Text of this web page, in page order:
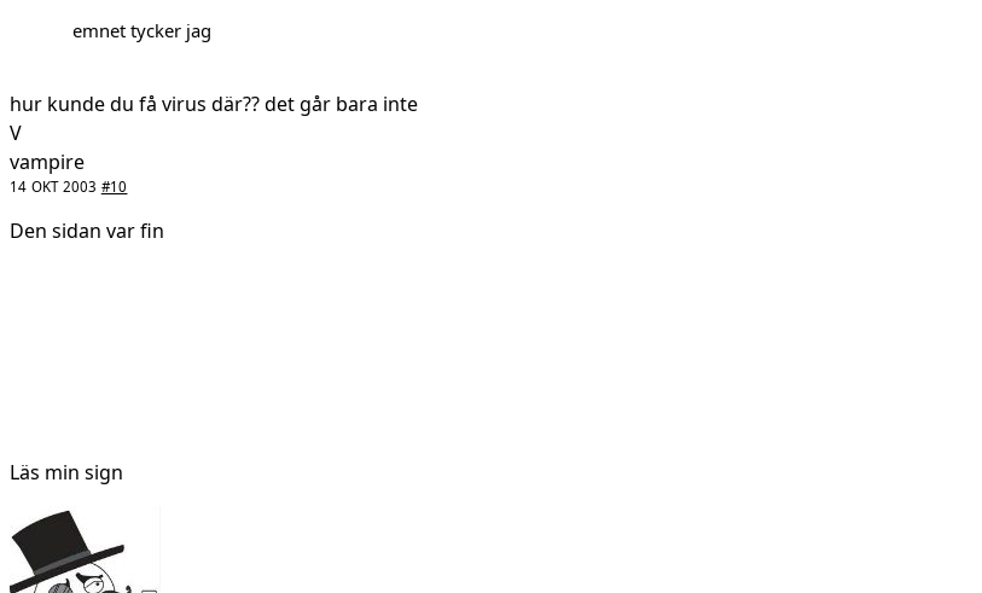
emnet tycker jag
hur kunde du få virus där?? det går bara inte
V
vampire
14 OKT 2003 #10
Den sidan var fin
Läs min sign